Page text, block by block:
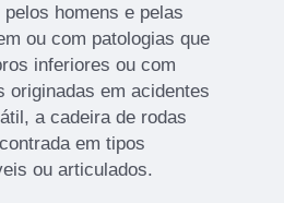
homens e pelas
ou com patologias que
inferiores ou com
originadas em acidentes
a cadeira de rodas
em tipos
ou articulados.